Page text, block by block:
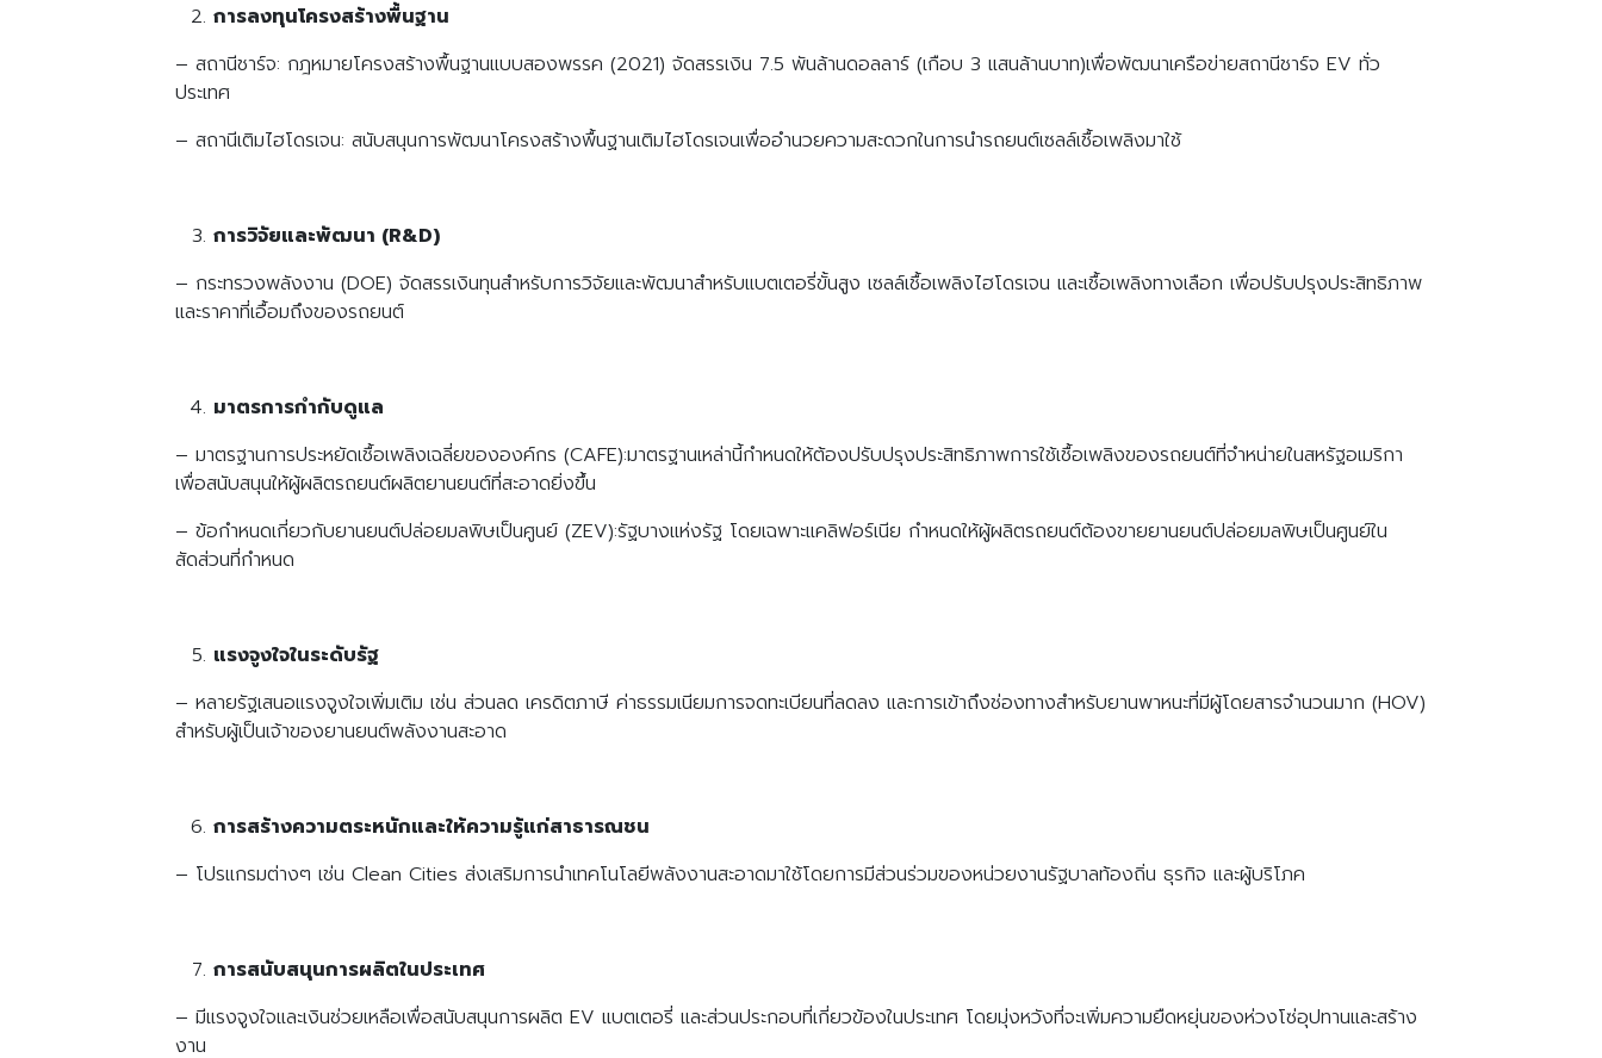
การลงทุนโครงสร้างพื้นฐาน
– สถานีชาร์จ: กฎหมายโครงสร้างพื้นฐานแบบสองพรรค (2021) จัดสรรเงิน 7.5 พันล้านดอลลาร์ (เกือบ 3 แสนล้านบาท)เพื่อพัฒนาเครือข่ายสถานีชาร์จ EV ทั่ว
ประเทศ
– สถานีเติมไฮโดรเจน: สนับสนุนการพัฒนาโครงสร้างพื้นฐานเติมไฮโดรเจนเพื่ออำนวยความสะดวกในการนำรถยนต์เซลล์เชื้อเพลิงมาใช้
การวิจัยและพัฒนา (R&D)
– กระทรวงพลังงาน (DOE) จัดสรรเงินทุนสำหรับการวิจัยและพัฒนาสำหรับแบตเตอรี่ขั้นสูง เซลล์เชื้อเพลิงไฮโดรเจน และเชื้อเพลิงทางเลือก เพื่อปรับปรุงประสิทธิภาพ
และราคาที่เอื้อมถึงของรถยนต์
มาตรการกำกับดูแล
– มาตรฐานการประหยัดเชื้อเพลิงเฉลี่ยขององค์กร (CAFE):มาตรฐานเหล่านี้กำหนดให้ต้องปรับปรุงประสิทธิภาพการใช้เชื้อเพลิงของรถยนต์ที่จำหน่ายในสหรัฐอเมริกา
เพื่อสนับสนุนให้ผู้ผลิตรถยนต์ผลิตยานยนต์ที่สะอาดยิ่งขึ้น
– ข้อกำหนดเกี่ยวกับยานยนต์ปล่อยมลพิษเป็นศูนย์ (ZEV):รัฐบางแห่งรัฐ โดยเฉพาะแคลิฟอร์เนีย กำหนดให้ผู้ผลิตรถยนต์ต้องขายยานยนต์ปล่อยมลพิษเป็นศูนย์ใน
สัดส่วนที่กำหนด
แรงจูงใจในระดับรัฐ
– หลายรัฐเสนอแรงจูงใจเพิ่มเติม เช่น ส่วนลด เครดิตภาษี ค่าธรรมเนียมการจดทะเบียนที่ลดลง และการเข้าถึงช่องทางสำหรับยานพาหนะที่มีผู้โดยสารจำนวนมาก (HOV)
สำหรับผู้เป็นเจ้าของยานยนต์พลังงานสะอาด
การสร้างความตระหนักและให้ความรู้แก่สาธารณชน
– โปรแกรมต่างๆ เช่น Clean Cities ส่งเสริมการนำเทคโนโลยีพลังงานสะอาดมาใช้โดยการมีส่วนร่วมของหน่วยงานรัฐบาลท้องถิ่น ธุรกิจ และผู้บริโภค
การสนับสนุนการผลิตในประเทศ
– มีแรงจูงใจและเงินช่วยเหลือเพื่อสนับสนุนการผลิต EV แบตเตอรี่ และส่วนประกอบที่เกี่ยวข้องในประเทศ โดยมุ่งหวังที่จะเพิ่มความยืดหยุ่นของห่วงโซ่อุปทานและสร้าง
งาน